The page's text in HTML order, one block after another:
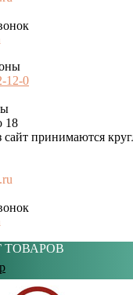
12-0
18
сайт принимаются
ТОВАРОВ